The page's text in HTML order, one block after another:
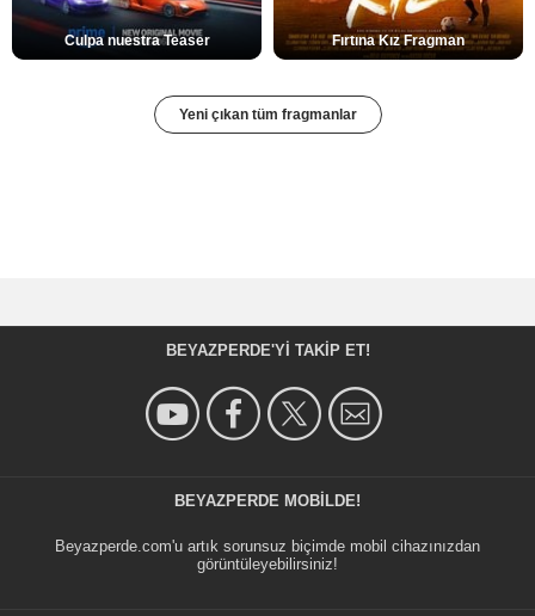
Culpa nuestra Teaser Fırtına Kız Fragman
Yeni çıkan tüm fragmanlar
BEYAZPERDE'YI TAKIP ET!
BEYAZPERDE MOBILDE!
Beyazperde.com'u artık sorunsuz biçimde mobil cihazınızdan
görüntüleyebilirsiniz!